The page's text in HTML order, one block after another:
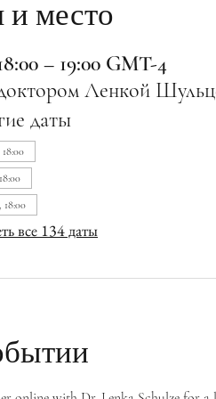
место
– 19:00 GMT-4
Ленкой
даты
18:00
все 134 даты